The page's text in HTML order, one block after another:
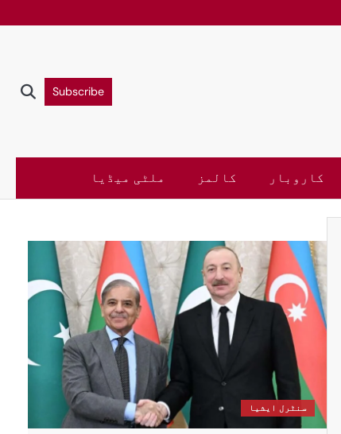
Subscribe
کاروبار کالمز ملٹی میڈیا
سنٹرل ایشیا